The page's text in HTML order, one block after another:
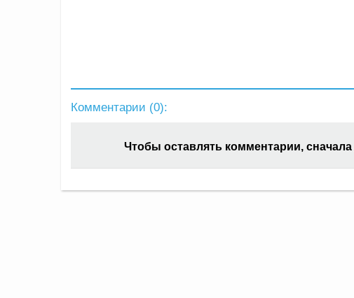
Комментарии (0):
Чтобы оставлять комментарии, сначала